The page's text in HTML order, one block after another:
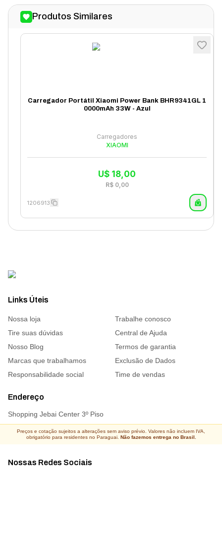
Produtos Similares
Carregador Portátil Xiaomi Power Bank BHR9341GL 1
0000mAh 33W - Azul
Carregadores
XIAOMI
U$ 18,00
R$ 0,00
1206913
Links Úteis
Nossa loja
Trabalhe conosco
Tire suas dúvidas
Central de Ajuda
Nosso Blog
Termos de garantia
Marcas que trabalhamos
Exclusão de Dados
Responsabilidade social
Time de vendas
Endereço
Shopping Jebai Center 3º Piso
Nossas Redes Sociais
Preços e cotação sujeitos a alterações sem aviso prévio. Valores não incluem IVA,
obrigatório para residentes no Paraguai. Não fazemos entrega no Brasil.